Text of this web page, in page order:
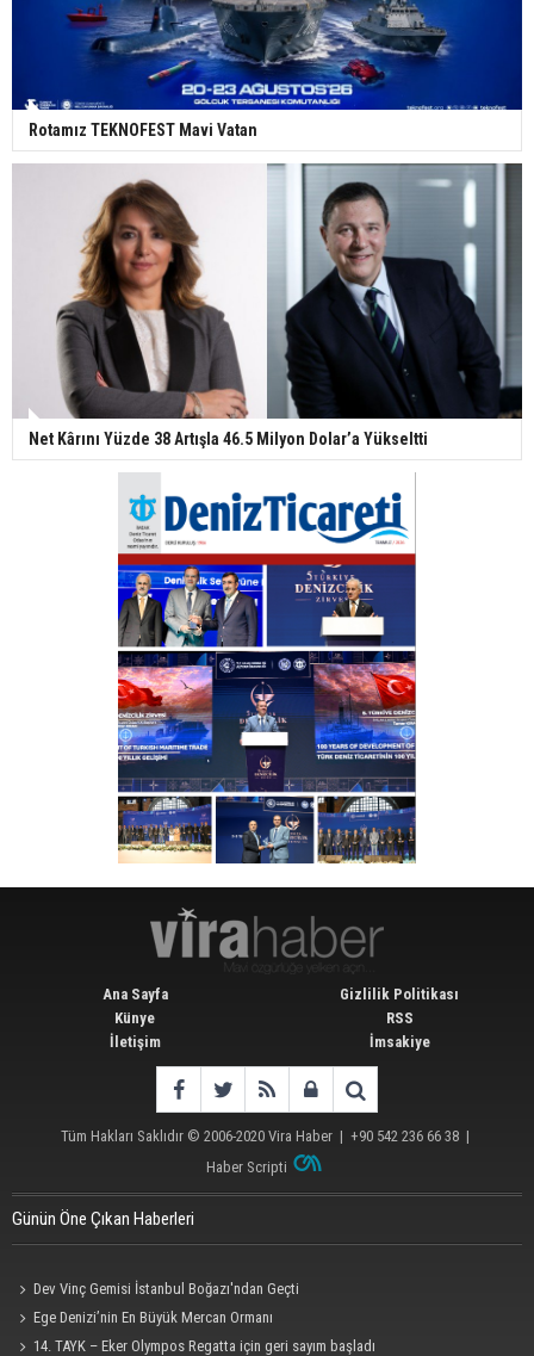
Rotamız TEKNOFEST Mavi Vatan
Net Kârını Yüzde 38 Artışla 46.5 Milyon Dolar’a Yükseltti
Ana Sayfa
Künye
İletişim
Gizlilik Politikası
RSS
İmsakiye
Tüm Hakları Saklıdır © 2006-2020 Vira Haber | +90 542 236 66 38 |
Haber Scripti
Günün Öne Çıkan Haberleri
Dev Vinç Gemisi İstanbul Boğazı'ndan Geçti
Ege Denizi’nin En Büyük Mercan Ormanı
14. TAYK – Eker Olympos Regatta için geri sayım başladı